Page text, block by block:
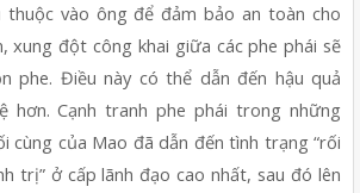
thuộc vào ông để đảm bảo an toàn cho
xung đột công khai giữa các phe phái sẽ
phe. Điều này có thể dẫn đến hậu quả
hơn. Cạnh tranh phe phái trong những
cùng của Mao đã dẫn đến tình trạng “rối
trị” ở cấp lãnh đạo cao nhất, sau đó lên